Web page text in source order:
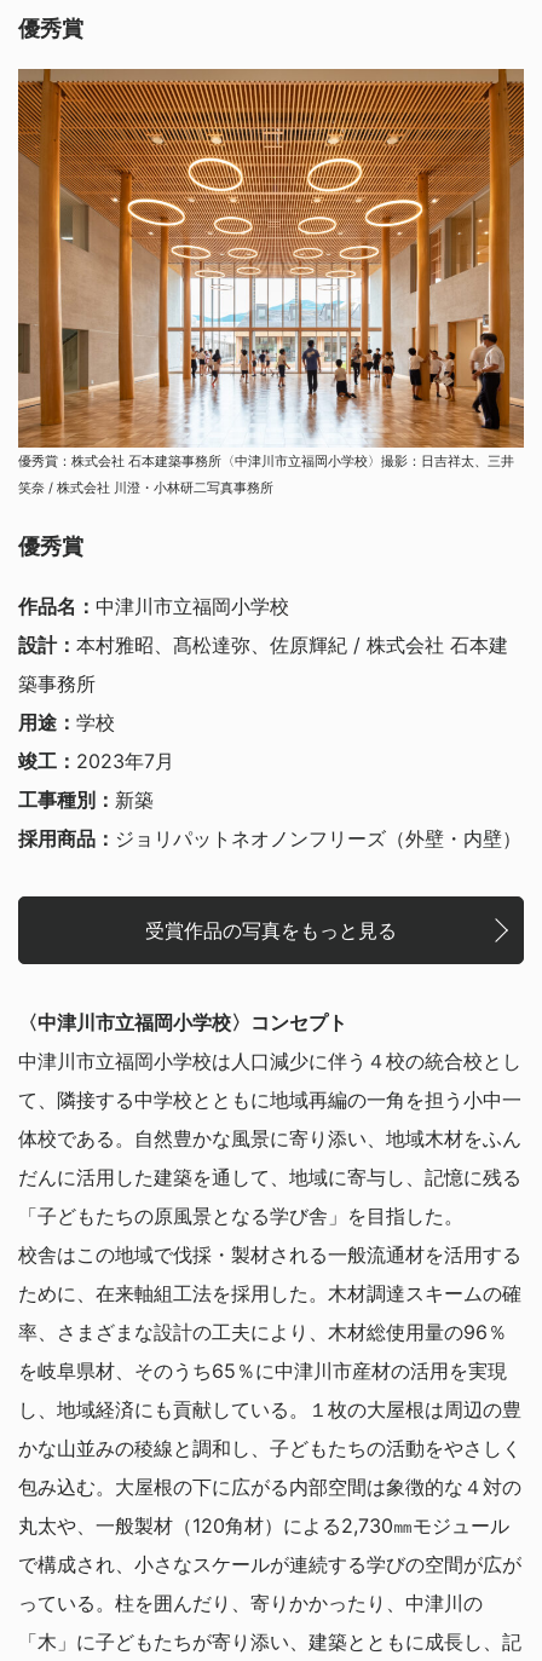
優秀賞
優秀賞：株式会社 石本建築事務所〈中津川市立福岡小学校〉撮影：日吉祥太、三井
笑奈 / 株式会社 川澄・小林研二写真事務所
優秀賞
作品名： 中津川市立福岡小学校
設計： 本村雅昭、髙松達弥、佐原輝紀 / 株式会社 石本建
築事務所
用途： 学校
竣工： 2023年7月
工事種別： 新築
採用商品： ジョリパットネオノンフリーズ（外壁・内壁）
受賞作品の写真をもっと見る
〈中津川市立福岡小学校〉コンセプト
中津川市立福岡小学校は人口減少に伴う４校の統合校とし
て、隣接する中学校とともに地域再編の一角を担う小中一
体校である。自然豊かな風景に寄り添い、地域木材をふん
だんに活用した建築を通して、地域に寄与し、記憶に残る
「子どもたちの原風景となる学び舎」を目指した。
校舎はこの地域で伐採・製材される一般流通材を活用する
ために、在来軸組工法を採用した。木材調達スキームの確
率、さまざまな設計の工夫により、木材総使用量の96％
を岐阜県材、そのうち65％に中津川市産材の活用を実現
し、地域経済にも貢献している。１枚の大屋根は周辺の豊
かな山並みの稜線と調和し、子どもたちの活動をやさしく
包み込む。大屋根の下に広がる内部空間は象徴的な４対の
丸太や、一般製材（120角材）による2,730㎜モジュール
で構成され、小さなスケールが連続する学びの空間が広が
っている。柱を囲んだり、寄りかかったり、中津川の
「木」に子どもたちが寄り添い、建築とともに成長し、記